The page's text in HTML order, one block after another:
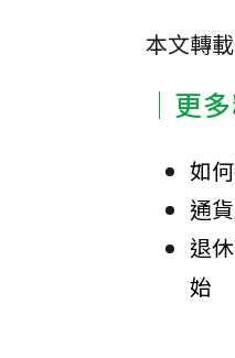
本文轉
│更
如
通
退
始